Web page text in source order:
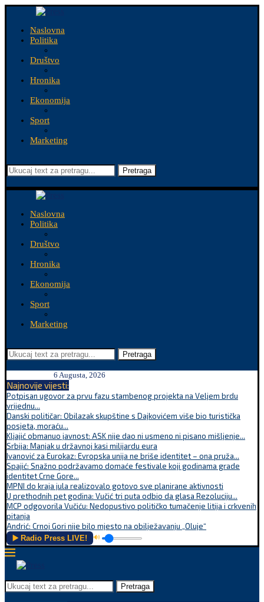
Naslovna
Politika
Društvo
Hronika
Ekonomija
Sport
Marketing
Pretraga
Naslovna
Politika
Društvo
Hronika
Ekonomija
Sport
Marketing
Pretraga
6 Augusta, 2026
Najnovije vijesti:
Potpisan ugovor za prvu fazu stambenog projekta na Veljem brdu
vrijednu...
Danski političar: Obilazak skupštine s Dajkovićem više bio turistička
posjeta, moraću...
Kljajić obmanuo javnost: ASK nije dao ni usmeno ni pisano mišljenje...
Srbija: Manjak u državnoj kasi milijardu eura
Ivanović za Eurokaz: Evropska unija ne briše identitet – ona pruža...
Spajić: Snažno podržavamo domaće festivale koji godinama grade
identitet Crne Gore...
MPNI do kraja jula realizovalo gotovo sve planirane aktivnosti
U prethodnih pet godina: Vučić tri puta odbio da glasa Rezoluciju...
MCP odgovorila Vučiću: Nedopustivo političko tumačenje litija i crkvenih
pitanja
Andrić: Crnoj Gori nije bilo mjesto na obilježavanju „Oluje“
▶️ Radio Press LIVE! 🔊
Pretraga